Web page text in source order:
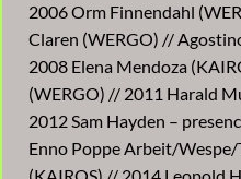
2006 Orm Finnendahl
Claren (WERGO) //
2008 Elena Mendoza
(WERGO) // 2011 Harald
2012 Sam Hayden –
Enno Poppe Arbeit/